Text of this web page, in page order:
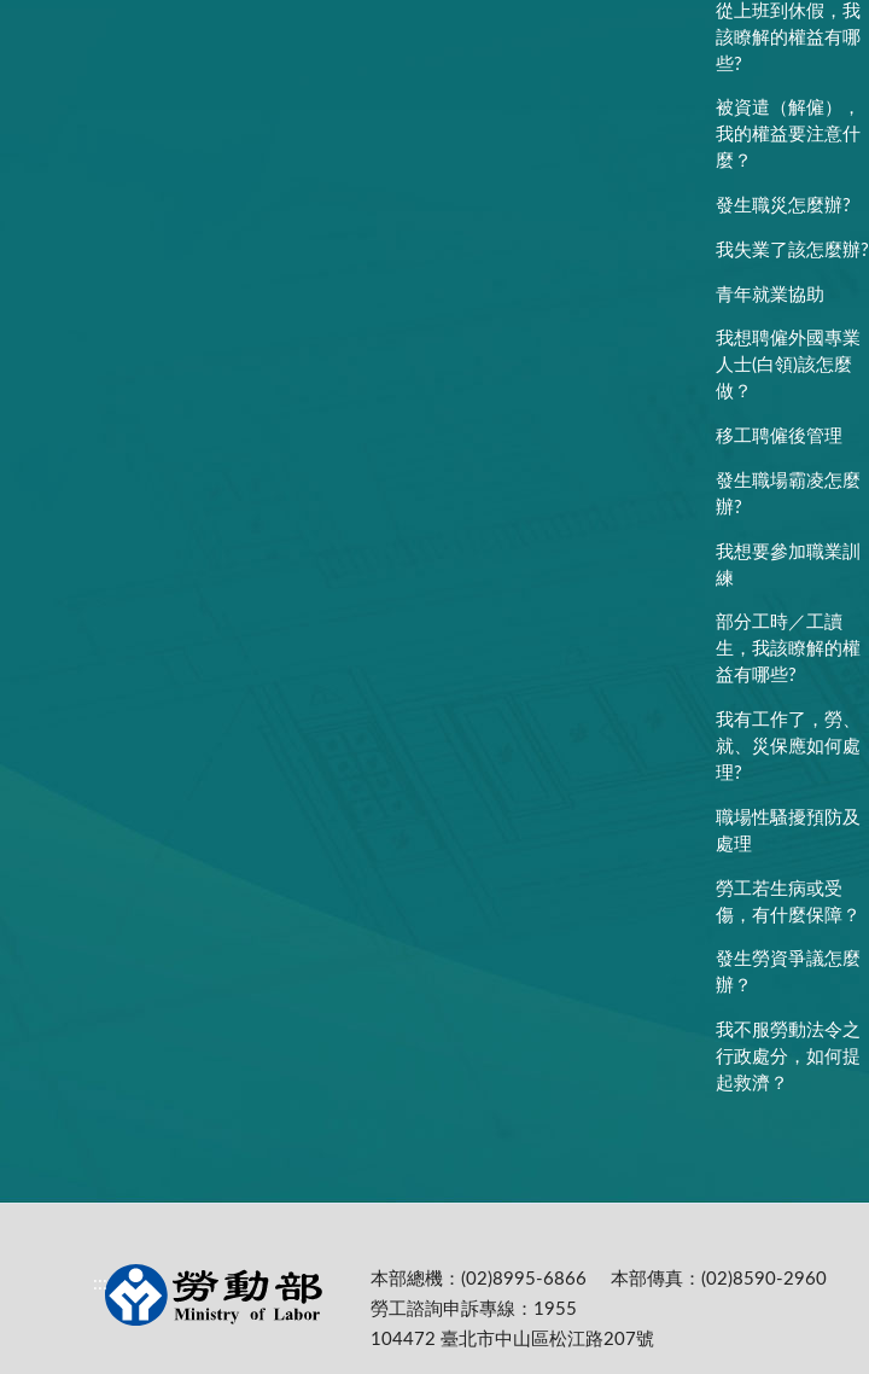
從上班到休假，我
該瞭解的權益有哪
些?
被資遣（解僱），
我的權益要注意什
麼？
發生職災怎麼辦?
我失業了該怎麼辦?
青年就業協助
我想聘僱外國專業
人士(白領)該怎麼
做？
移工聘僱後管理
發生職場霸凌怎麼
辦?
我想要參加職業訓
練
部分工時／工讀
生，我該瞭解的權
益有哪些?
我有工作了，勞、
就、災保應如何處
理?
職場性騷擾預防及
處理
勞工若生病或受
傷，有什麼保障？
發生勞資爭議怎麼
辦？
我不服勞動法令之
行政處分，如何提
起救濟？
::: 本部總機：(02)8995-6866
本部傳真：(02)8590-2960
勞工諮詢申訴專線：1955
104472 臺北市中山區松江路207號